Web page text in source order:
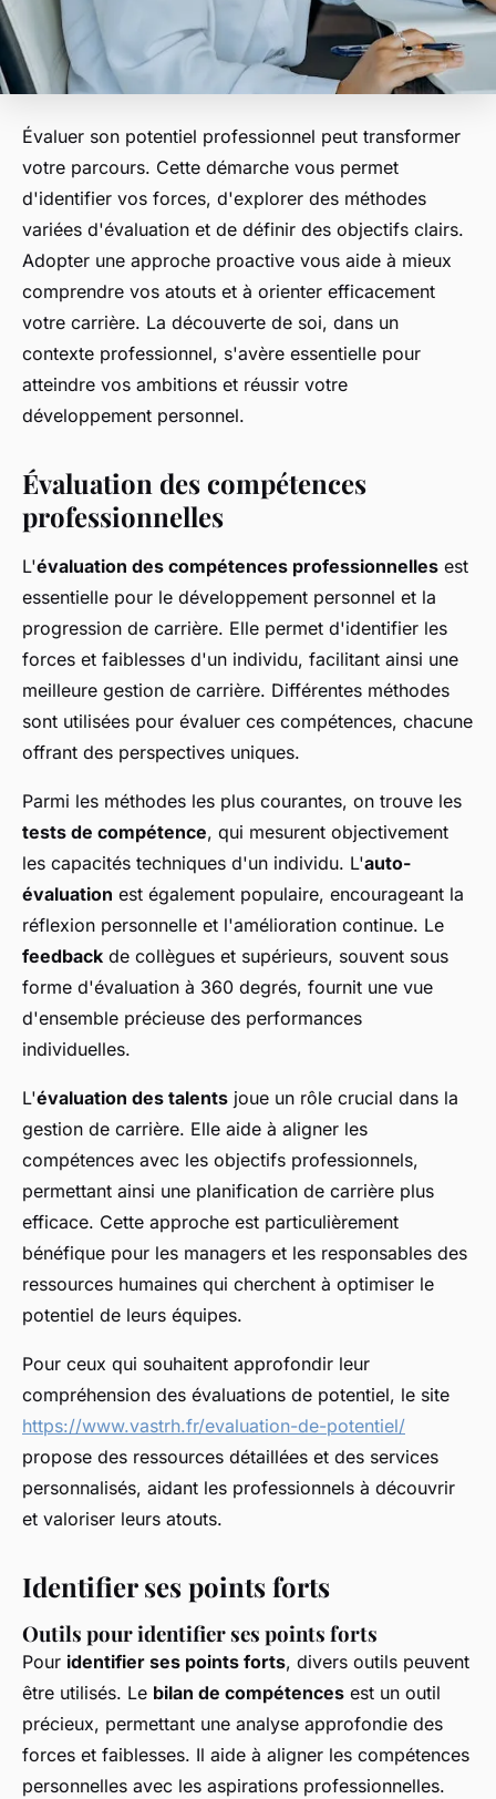
Évaluer son potentiel professionnel peut transformer
votre parcours. Cette démarche vous permet
d'identifier vos forces, d'explorer des méthodes
variées d'évaluation et de définir des objectifs clairs.
Adopter une approche proactive vous aide à mieux
comprendre vos atouts et à orienter efficacement
votre carrière. La découverte de soi, dans un
contexte professionnel, s'avère essentielle pour
atteindre vos ambitions et réussir votre
développement personnel.
Évaluation des compétences
professionnelles
L'évaluation des compétences professionnelles est
essentielle pour le développement personnel et la
progression de carrière. Elle permet d'identifier les
forces et faiblesses d'un individu, facilitant ainsi une
meilleure gestion de carrière. Différentes méthodes
sont utilisées pour évaluer ces compétences, chacune
offrant des perspectives uniques.
Parmi les méthodes les plus courantes, on trouve les
tests de compétence, qui mesurent objectivement
les capacités techniques d'un individu. L'auto-
évaluation est également populaire, encourageant la
réflexion personnelle et l'amélioration continue. Le
feedback de collègues et supérieurs, souvent sous
forme d'évaluation à 360 degrés, fournit une vue
d'ensemble précieuse des performances
individuelles.
L'évaluation des talents joue un rôle crucial dans la
gestion de carrière. Elle aide à aligner les
compétences avec les objectifs professionnels,
permettant ainsi une planification de carrière plus
efficace. Cette approche est particulièrement
bénéfique pour les managers et les responsables des
ressources humaines qui cherchent à optimiser le
potentiel de leurs équipes.
Pour ceux qui souhaitent approfondir leur
compréhension des évaluations de potentiel, le site
https://www.vastrh.fr/evaluation-de-potentiel/
propose des ressources détaillées et des services
personnalisés, aidant les professionnels à découvrir
et valoriser leurs atouts.
Identifier ses points forts
Outils pour identifier ses points forts
Pour identifier ses points forts, divers outils peuvent
être utilisés. Le bilan de compétences est un outil
précieux, permettant une analyse approfondie des
forces et faiblesses. Il aide à aligner les compétences
personnelles avec les aspirations professionnelles.